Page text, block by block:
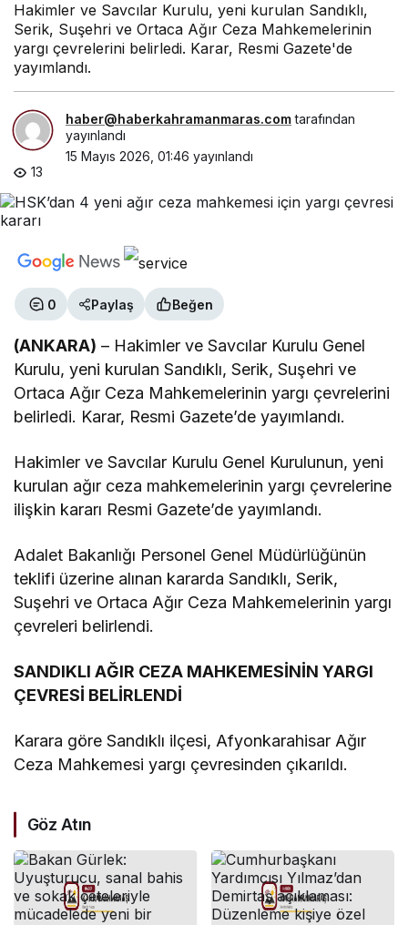
Hakimler ve Savcılar Kurulu, yeni kurulan Sandıklı,
Serik, Suşehri ve Ortaca Ağır Ceza Mahkemelerinin
yargı çevrelerini belirledi. Karar, Resmi Gazete'de
yayımlandı.
haber@haberkahramanmaras.comtarafından
yayınlandı
15 Mayıs 2026, 01:46 yayınlandı
13
0 Paylaş Beğen
(ANKARA) – Hakimler ve Savcılar Kurulu Genel
Kurulu, yeni kurulan Sandıklı, Serik, Suşehri ve
Ortaca Ağır Ceza Mahkemelerinin yargı çevrelerini
belirledi. Karar, Resmi Gazete’de yayımlandı.
Hakimler ve Savcılar Kurulu Genel Kurulunun, yeni
kurulan ağır ceza mahkemelerinin yargı çevrelerine
ilişkin kararı Resmi Gazete’de yayımlandı.
Adalet Bakanlığı Personel Genel Müdürlüğünün
teklifi üzerine alınan kararda Sandıklı, Serik,
Suşehri ve Ortaca Ağır Ceza Mahkemelerinin yargı
çevreleri belirlendi.
SANDIKLI AĞIR CEZA MAHKEMESİNİN YARGI
ÇEVRESİ BELİRLENDİ
Karara göre Sandıklı ilçesi, Afyonkarahisar Ağır
Ceza Mahkemesi yargı çevresinden çıkarıldı.
Göz Atın